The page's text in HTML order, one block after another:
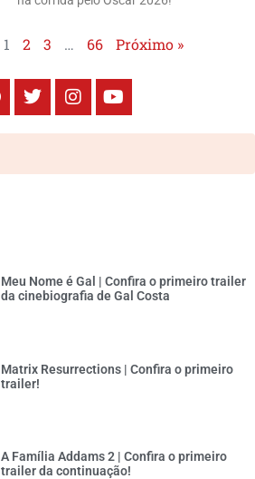
1 2 3 … 66 Próximo »
Meu Nome é Gal | Confira o primeiro trailer
da cinebiografia de Gal Costa
Matrix Resurrections | Confira o primeiro
trailer!
A Família Addams 2 | Confira o primeiro
trailer da continuação!